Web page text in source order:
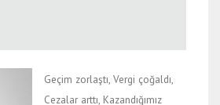
Geçim zorlaştı, Vergi çoğaldı,
Cezalar arttı, Kazandığımız